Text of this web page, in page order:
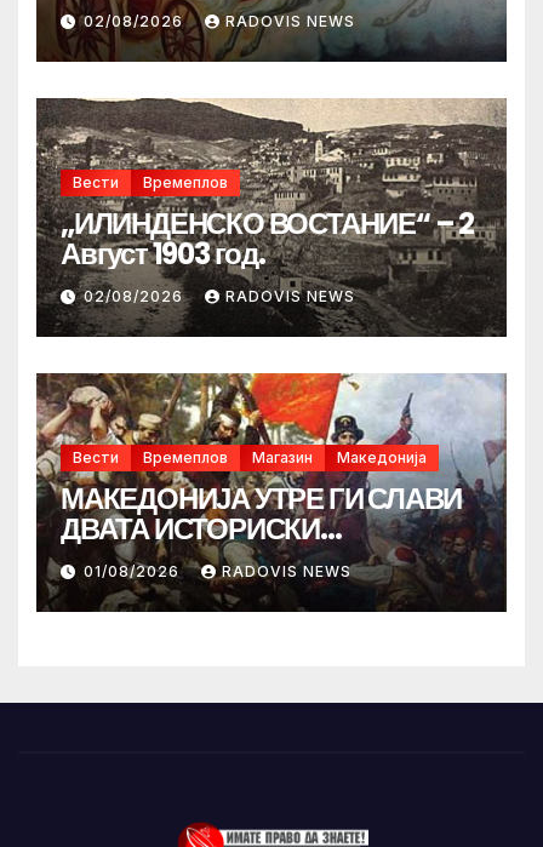
02/08/2026 RADOVIS NEWS
Вести Времеплов
„ИЛИНДЕНСКО ВОСТАНИЕ“ – 2
Август 1903 год.
02/08/2026 RADOVIS NEWS
Вести Времеплов Магазин Македонија
МАКЕДОНИЈА УТРЕ ГИ СЛАВИ
ДВАТА ИСТОРИСКИ
ИЛИНДЕНА!
01/08/2026 RADOVIS NEWS